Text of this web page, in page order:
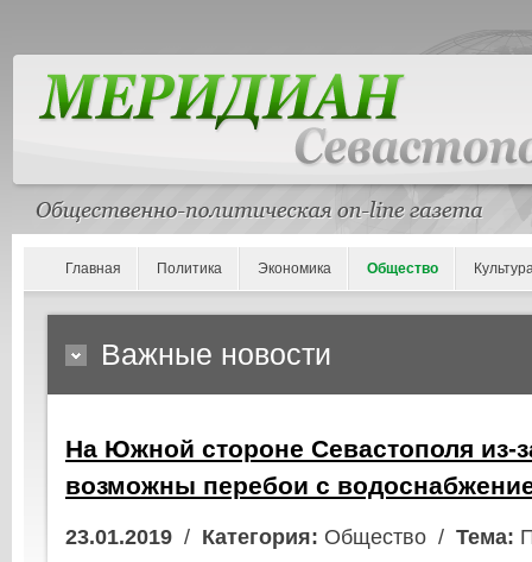
Главная Политика Экономика Общество
Важные новости
На Южной стороне Севастополя из-
возможны перебои с
23.01.2019 / Категория: Общество / Тема: